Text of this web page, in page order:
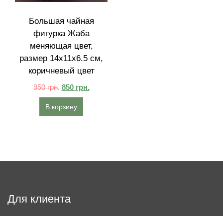
Большая чайная
фигурка Жаба
меняющая цвет,
размер 14x11x6.5 см,
коричневый цвет
950грн. 850 грн.
В корзину
Для клиента